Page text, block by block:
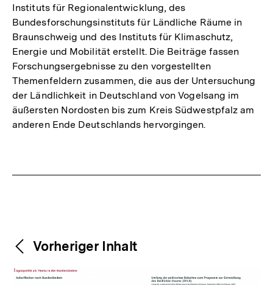
Instituts für Regionalentwicklung, des
Bundesforschungsinstituts für Ländliche Räume in
Braunschweig und des Instituts für Klimaschutz,
Energie und Mobilität erstellt. Die Beiträge fassen
Forschungsergebnisse zu den vorgestellten
Themenfeldern zusammen, die aus der Untersuchung
der Ländlichkeit in Deutschland von Vogelsang im
äußersten Nordosten bis zum Kreis Südwestpfalz am
anderen Ende Deutschlands hervorgingen.
Weitere
Inhalte
Content-
Navigation
Vorheriger Inhalt